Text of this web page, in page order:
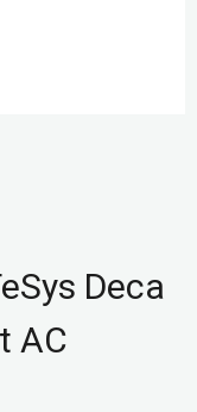
Deca
AC